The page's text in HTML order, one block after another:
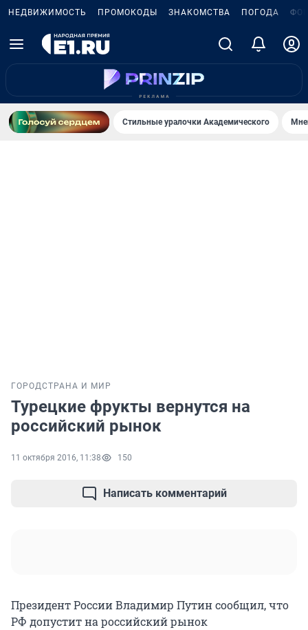
НЕДВИЖИМОСТЬ ПРОМОКОДЫ ЗНАКОМСТВА ПОГОДА
Стильные уралочки Академического
ГОРОДСТРАНА И МИР
Турецкие фрукты вернутся на
российский рынок
11 октября 2016, 11:38 150
Написать комментарий
Президент России Владимир Путин сообщил, что
РФ допустит на российский рынок